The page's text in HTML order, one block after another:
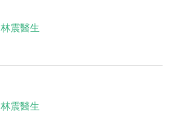
林震醫生
林震醫生